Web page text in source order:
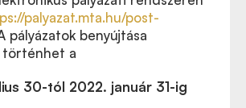
palyazat.mta.hu/post-
pályázatok benyújtása
történhet a
30-tól 2022. január 31-ig